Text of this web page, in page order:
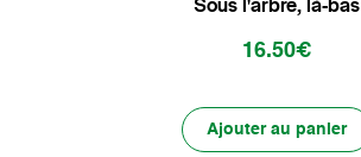
16.50€
Ajouter au panier